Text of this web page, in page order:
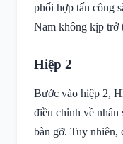
phối hợp tấn công
Nam không kịp trở
Hiệp 2
Bước vào hiệp 2,
điều chỉnh về nhân
bàn gỡ. Tuy nhiên,